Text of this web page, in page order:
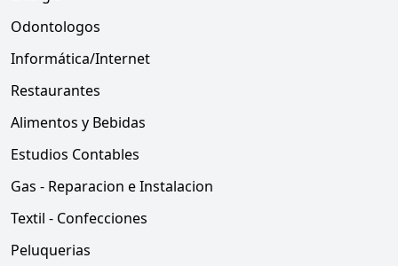
Odontologos
Informática/Internet
Restaurantes
Alimentos y Bebidas
Estudios Contables
Gas - Reparacion e Instalacion
Textil - Confecciones
Peluquerias